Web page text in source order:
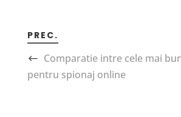
PREC.
Comparatie intre cele mai
pentru spionaj online